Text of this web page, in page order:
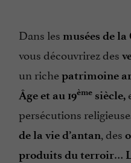
Dans les musées de
vous découvrirez des
un richepatrimoine
Âge et au 19ème siècle,
persécutions
de la vie d’antan, des
produits du terroir…